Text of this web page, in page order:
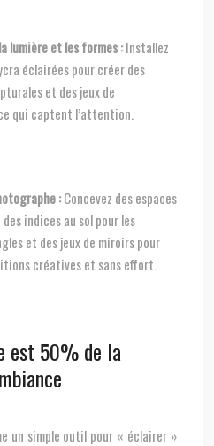
lumière et les formes :Installez
éclairées pour créer des
et des jeux de
qui captent l’attention.
:Concevez des espaces
indices au sol pour les
et des jeux de miroirs pour
créatives et sans effort.
est 50% de la
un simple outil pour « éclairer »